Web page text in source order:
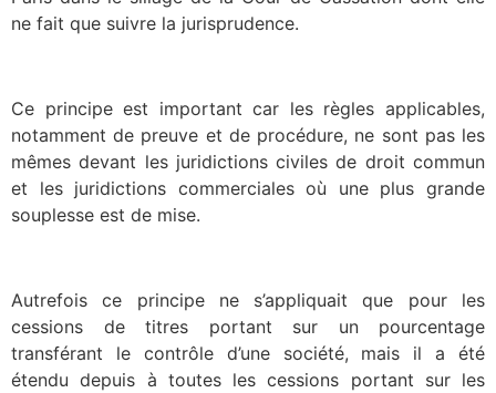
ne fait que suivre la jurisprudence.
Ce principe est important car les règles applicables,
notamment de preuve et de procédure, ne sont pas les
mêmes devant les juridictions civiles de droit commun
et les juridictions commerciales où une plus grande
souplesse est de mise.
Autrefois ce principe ne s’appliquait que pour les
cessions de titres portant sur un pourcentage
transférant le contrôle d’une société, mais il a été
étendu depuis à toutes les cessions portant sur les